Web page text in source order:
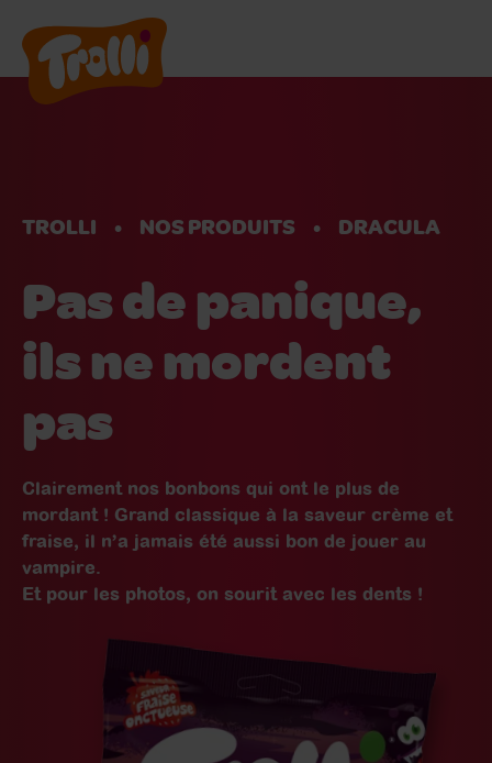
A propos de nous
FR
TROLLI NOS PRODUITS DRACULA
Pas de panique,
ils ne mordent
pas
Clairement nos bonbons qui ont le plus de
mordant ! Grand classique à la saveur crème et
fraise, il n’a jamais été aussi bon de jouer au
vampire.
Et pour les photos, on sourit avec les dents !